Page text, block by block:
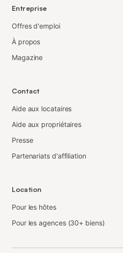
Entreprise
Offres d'emploi
À propos
Magazine
Contact
Aide aux locataires
Aide aux propriétaires
Presse
Partenariats d'affiliation
Location
Pour les hôtes
Pour les agences (30+ biens)